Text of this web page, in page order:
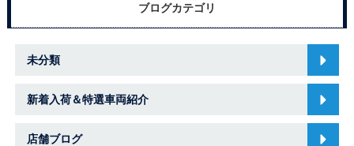
ブログカテゴリ
未分類
新着入荷＆特選車両紹介
店舗ブログ